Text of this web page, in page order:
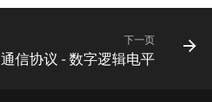
下一页
通信协议 - 数字逻辑电平